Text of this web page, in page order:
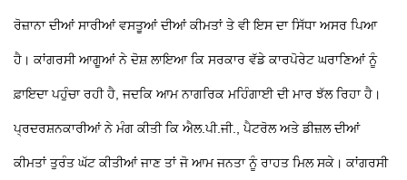
ਰੋਜ਼ਾਨਾ ਦੀਆਂ ਸਾਰੀਆਂ ਵਸਤੂਆਂ ਦੀਆਂ ਕੀਮਤਾਂਤੇ ਵੀ ਇਸ ਦਾ ਸਿੱਧਾ ਅਸਰ ਪਿਆ
ਹੈ। ਕਾਂਗਰਸੀ ਆਗੂਆਂ ਨੇ ਦੋਸ਼ ਲਾਇਆ ਕਿ ਸਰਕਾਰ ਵੱਡੇ ਕਾਰਪੋਰੇਟ ਘਰਾਣਿਆਂ ਨੂੰ
ਫ਼ਾਇਦਾ ਪਹੁੰਚਾ ਰਹੀ ਹੈ, ਜਦਕਿ ਆਮ ਨਾਗਰਿਕ ਮਹਿੰਗਾਈ ਦੀ ਮਾਰ ਝੱਲ ਰਿਹਾ ਹੈ।
ਪ੍ਰਦਰਸ਼ਨਕਾਰੀਆਂ ਨੇ ਮੰਗ ਕੀਤੀ ਕਿ ਐਲ.ਪੀ.ਜੀ., ਪੈਟਰੋਲ ਅਤੇ ਡੀਜ਼ਲ ਦੀਆਂ
ਕੀਮਤਾਂ ਤੁਰੰਤ ਘੱਟ ਕੀਤੀਆਂ ਜਾਣ ਤਾਂ ਜੋ ਆਮ ਜਨਤਾ ਨੂੰ ਰਾਹਤ ਮਿਲ ਸਕੇ। ਕਾਂਗਰਸੀ